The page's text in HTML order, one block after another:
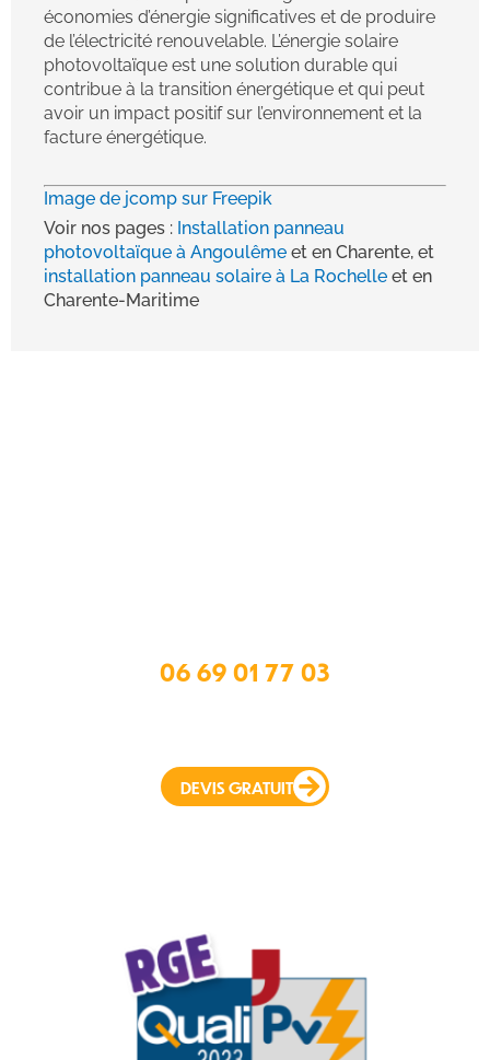
économies d’énergie significatives et de produire
de l’électricité renouvelable. L’énergie solaire
photovoltaïque est une solution durable qui
contribue à la transition énergétique et qui peut
avoir un impact positif sur l’environnement et la
facture énergétique.
Image de jcomp sur Freepik
Voir nos pages : Installation panneau
photovoltaïque à Angoulême et en Charente, et
installation panneau solaire à La Rochelle et en
Charente-Maritime
06 69 01 77 03
DEVIS GRATUIT